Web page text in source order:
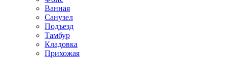
Ванная
Санузел
Подъезд
Тамбур
Кладовка
Прихожая